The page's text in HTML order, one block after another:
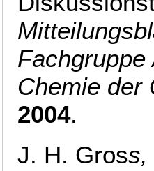
Chemie der
2004.
J. H. Gross,